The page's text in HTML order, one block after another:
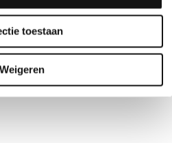
toestaan
Weigeren